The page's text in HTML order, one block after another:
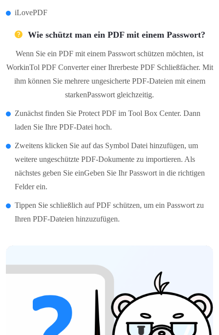
iLovePDF
Wie schützt man ein PDF mit einem Passwort?
Wenn Sie ein PDF mit einem Passwort schützen möchten, ist
WorkinTol PDF Converter einer Ihrerbeste PDF Schließfächer. Mit
ihm können Sie mehrere ungesicherte PDF-Dateien mit einem
starkenPasswort gleichzeitig.
Zunächst finden Sie Protect PDF im Tool Box Center. Dann
laden Sie Ihre PDF-Datei hoch.
Zweitens klicken Sie auf das Symbol Datei hinzufügen, um
weitere ungeschützte PDF-Dokumente zu importieren. Als
nächstes geben Sie einGeben Sie Ihr Passwort in die richtigen
Felder ein.
Tippen Sie schließlich auf PDF schützen, um ein Passwort zu
Ihren PDF-Dateien hinzuzufügen.